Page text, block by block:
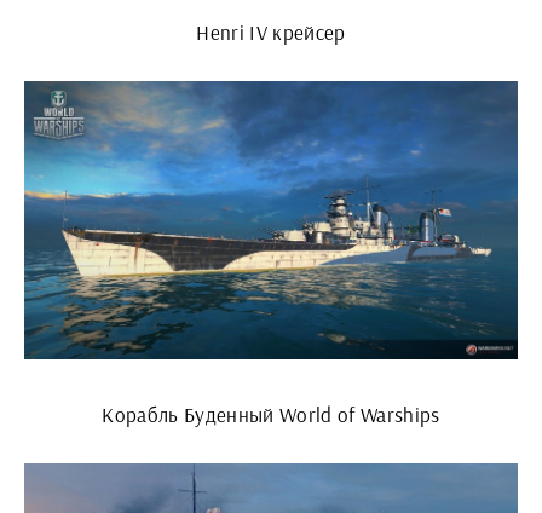
Henri IV крейсер
Корабль Буденный World of Warships